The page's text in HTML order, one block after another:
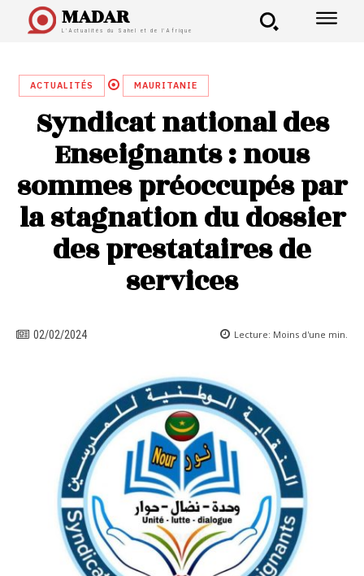
MADAR
L'Actualités du Sahel et de l'Afrique
ACTUALITÉS MAURITANIE
Syndicat national des
Enseignants : nous
sommes préoccupés par
la stagnation du dossier
des prestataires de
services
02/02/2024 Lecture: Moins d'une min.